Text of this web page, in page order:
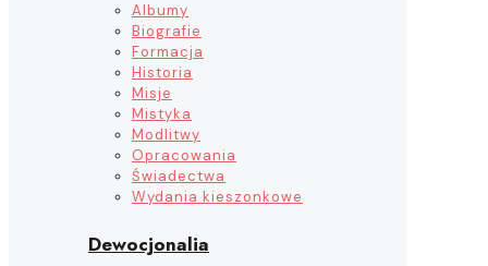
Albumy
Biografie
Formacja
Historia
Misje
Mistyka
Modlitwy
Opracowania
Świadectwa
Wydania kieszonkowe
Dewocjonalia